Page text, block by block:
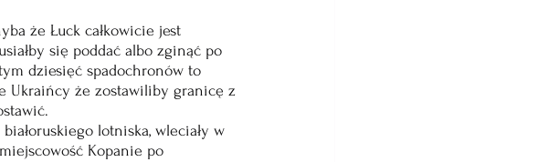
że Łuck całkowicie jest
się poddać albo zginąć po
dziesięć spadochronów to
Ukraińcy że zostawiliby granicę z
lotniska, wleciały w
Kopanie po